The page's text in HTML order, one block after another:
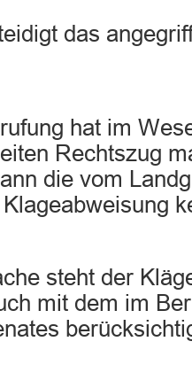
das
hat im
Rechtszug
die vom
steht der
mit dem im